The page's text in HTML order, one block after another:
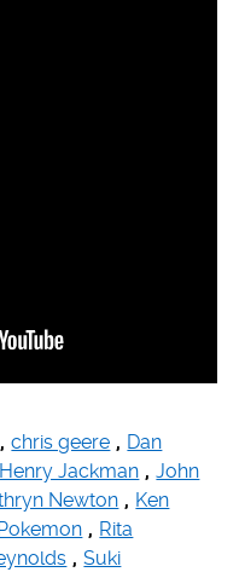
, chris geere , Dan
Henry Jackman , John
Newton , Ken
, Rita
, Suki